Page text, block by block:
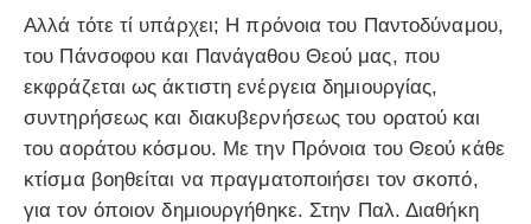
Αλλά τότε τί υπάρχει; Η πρόνοια του Παντοδύναμου,
του Πάνσοφου και Πανάγαθου Θεού μας, που
εκφράζεται ως άκτιστη ενέργεια δημιουργίας,
συντηρήσεως και διακυβερνήσεως του ορατού και
του αοράτου κόσμου. Με την Πρόνοια του Θεού κάθε
κτίσμα βοηθείται να πραγματοποιήσει τον σκοπό,
για τον όποιον δημιουργήθηκε. Στην Παλ. Διαθήκη